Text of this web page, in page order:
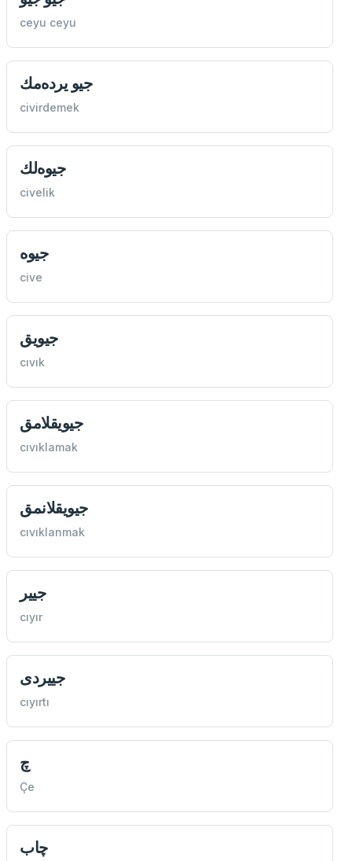
ceyu ceyu
جيو یرده‌مك
civirdemek
جيوه‌لك
civelik
جيوه
cive
‌جيويق
cıvık
جيويقلامق
cıvıklamak
جيويقلانمق
cıvıklanmak
جيير
cıyır
جييردی
cıyırtı
چ
Çe
چاب